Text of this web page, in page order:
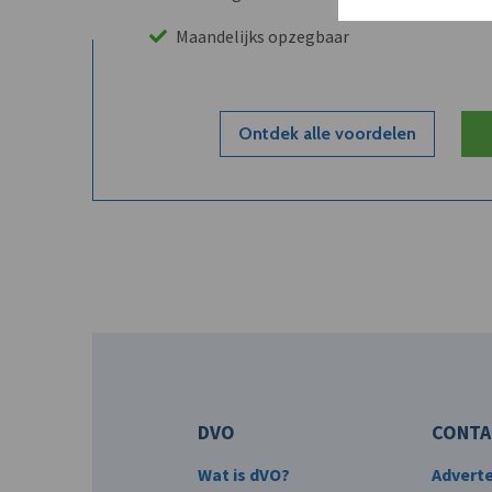
Maandelijks opzegbaar
Ontdek alle voordelen
DVO
Wat is dVO?